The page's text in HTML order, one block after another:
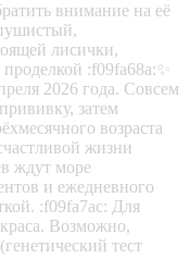
внимание на её
лисички,
:f09fa68a:✨
2026 года. Совсем
затем
возраста
жизни
ждут море
и ежедневного
:f09fa7ac: Для
Возможно,
тест